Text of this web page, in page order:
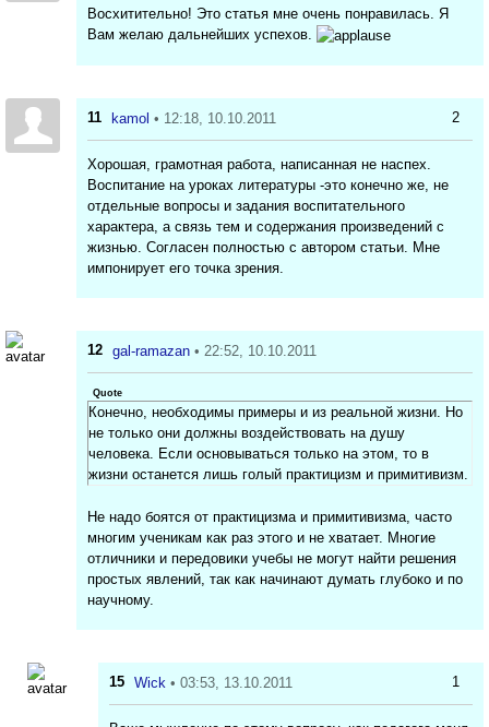
Восхитительно! Это статья мне очень понравилась. Я
Вам желаю дальнейших успехов.
2
11 kamol • 12:18, 10.10.2011
Хорошая, грамотная работа, написанная не наспех.
Воспитание на уроках литературы -это конечно же, не
отдельные вопросы и задания воспитательного
характера, а связь тем и содержания произведений с
жизнью. Согласен полностью с автором статьи. Мне
импонирует его точка зрения.
12 gal-ramazan • 22:52, 10.10.2011
Quote
Конечно, необходимы примеры и из реальной жизни. Но
не только они должны воздействовать на душу
человека. Если основываться только на этом, то в
жизни останется лишь голый практицизм и примитивизм.
Не надо боятся от практицизма и примитивизма, часто
многим ученикам как раз этого и не хватает. Многие
отличники и передовики учебы не могут найти решения
простых явлений, так как начинают думать глубоко и по
научному.
1
15 Wick • 03:53, 13.10.2011